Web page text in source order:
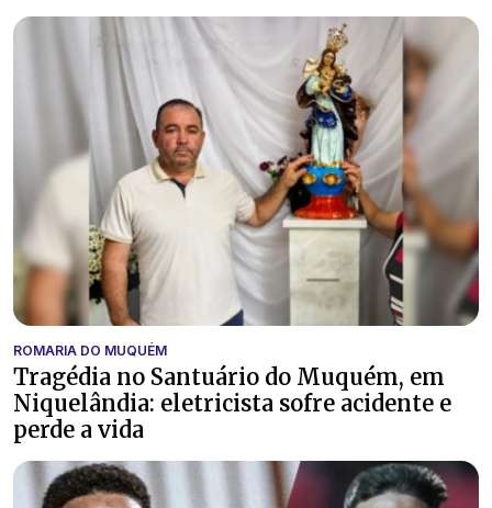
ROMARIA DO MUQUÉM
Tragédia no Santuário do Muquém, em
Niquelândia: eletricista sofre acidente e
perde a vida